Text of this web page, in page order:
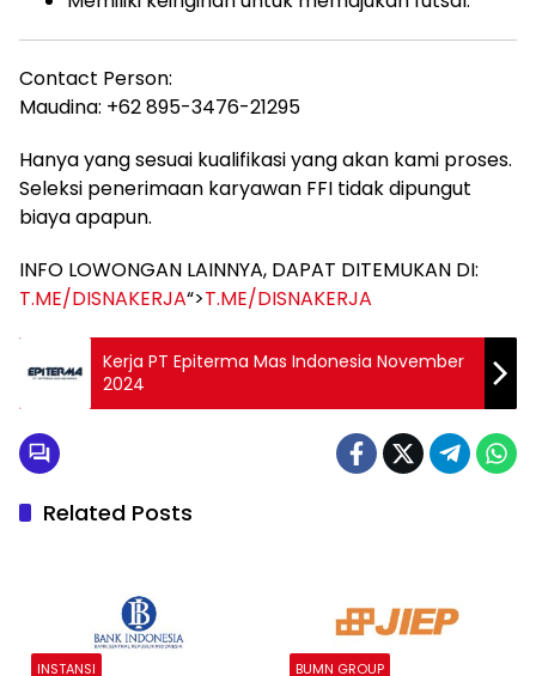
Contact Person:
Maudina: +62 895-3476-21295
Hanya yang sesuai kualifikasi yang akan kami proses.
Seleksi penerimaan karyawan FFI tidak dipungut
biaya apapun.
INFO LOWONGAN LAINNYA, DAPAT DITEMUKAN DI:
T.ME/DISNAKERJA“>T.ME/DISNAKERJA
Kerja PT Epiterma Mas Indonesia November
2024
Related Posts
INSTANSI BUMN GROUP